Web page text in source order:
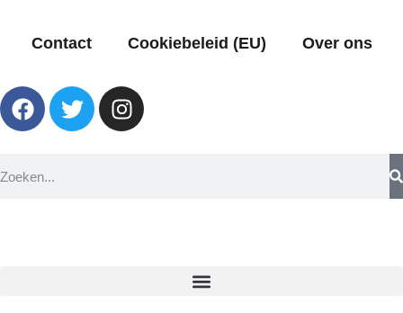
Contact Cookiebeleid (EU) Over ons